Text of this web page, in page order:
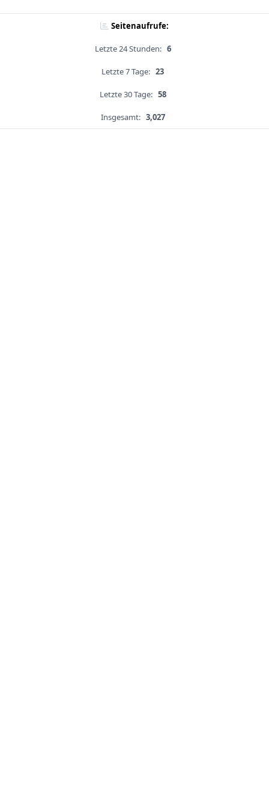
Seitenaufrufe:
Letzte 24 Stunden: 6
Letzte 7 Tage: 23
Letzte 30 Tage: 58
Insgesamt: 3,027